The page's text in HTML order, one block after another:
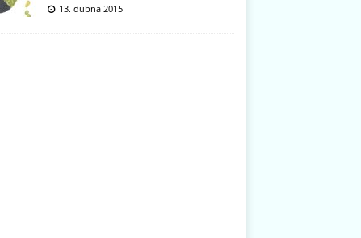
13. dubna 2015